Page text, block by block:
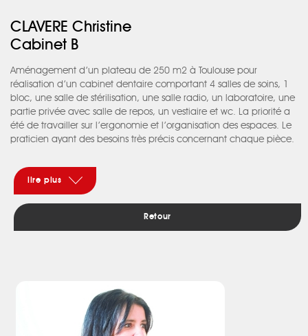
CLAVERE Christine
Cabinet B
Aménagement d’un plateau de 250 m2 à Toulouse pour
réalisation d’un cabinet dentaire comportant 4 salles de soins, 1
bloc, une salle de stérilisation, une salle radio, un laboratoire, une
partie privée avec salle de repos, un vestiaire et wc. La priorité a
été de travailler sur l’ergonomie et l’organisation des espaces. Le
praticien ayant des besoins très précis concernant chaque pièce.
lumière naturelle que sur deux côtés opposés. Au centre du local :
4 poteaux de 60 x 20 cm tramaient l’espace. Il a donc fallu
placer les 4 salles de soins sur une des faces éclairées et le côté
accueil et attente sur l’autre. La partie technique n’ayant pas
besoin de lumière naturelle, se situant au centre : salle de
opté pour un contraste coloré : craie et noir avec une légère
pointe de couleur. Travaux réalisés en 3 mois.
lire plus
Retour